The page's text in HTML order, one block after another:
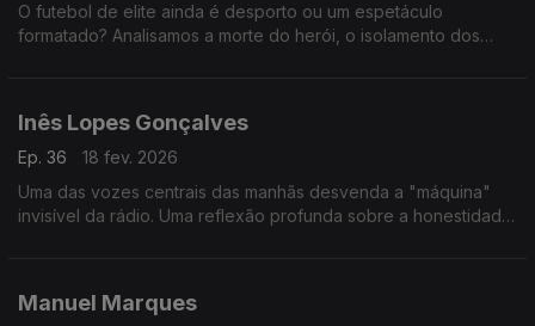
O futebol de elite ainda é desporto ou um espetáculo
formatado? Analisamos a morte do herói, o isolamento dos
Inês Lopes Gonçalves
Ep. 36
18 fev. 2026
Uma das vozes centrais das manhãs desvenda a "máquina"
invisível da rádio. Uma reflexão profunda sobre a honestidade
Manuel Marques